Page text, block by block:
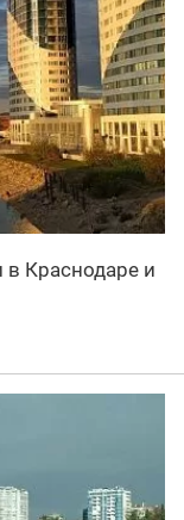
Краснодаре и